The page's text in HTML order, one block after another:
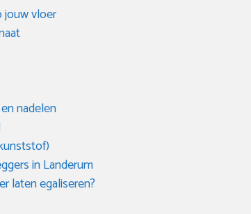
vloer
nadelen
in Landerum
laten egaliseren?